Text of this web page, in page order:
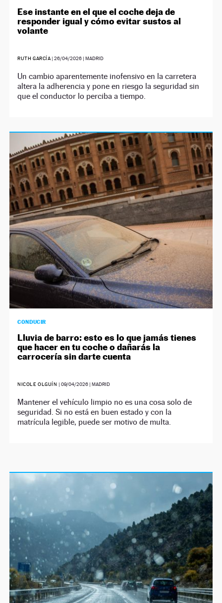
Ese instante en el que el coche deja de
responder igual y cómo evitar sustos al
volante
RUTH GARCÍA |26/04/2026 | MADRID
Un cambio aparentemente inofensivo en la carretera
altera la adherencia y pone en riesgo la seguridad sin
que el conductor lo perciba a tiempo.
CONDUCIR
Lluvia de barro: esto es lo que jamás tienes
que hacer en tu coche o dañarás la
carrocería sin darte cuenta
NICOLE OLGUÍN | 09/04/2026| MADRID
Mantener el vehículo limpio no es una cosa solo de
seguridad. Si no está en buen estado y con la
matrícula legible, puede ser motivo de multa.